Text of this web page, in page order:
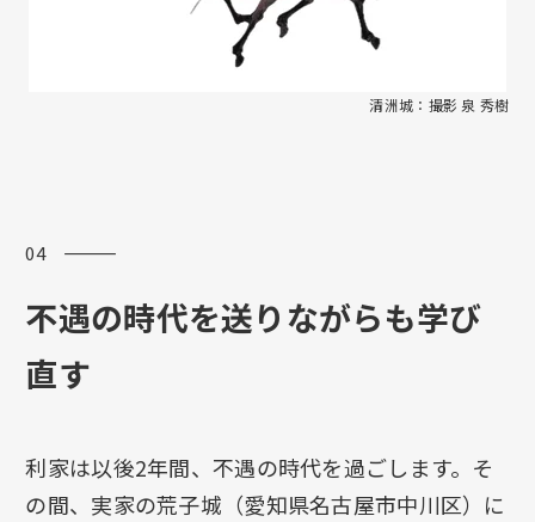
清洲城：撮影 泉 秀樹
04 ―――
不遇の時代を送りながらも学び
直す
利家は以後2年間、不遇の時代を過ごします。そ
の間、実家の荒子城（愛知県名古屋市中川区）に